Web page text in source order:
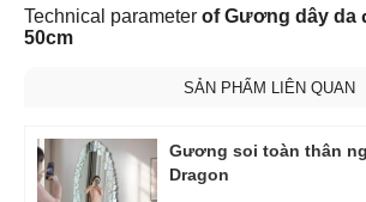
Technical parameter of Gương dây da
50cm
SẢN PHẨM LIÊN QUAN
Gương soi toàn thân
Dragon